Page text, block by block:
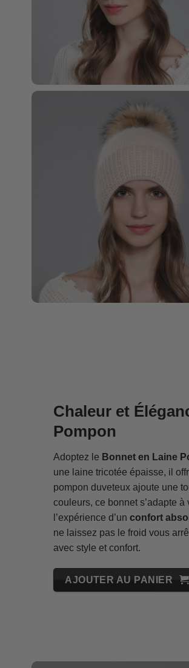
Chaleur et
Pompon
Adoptez le Bonnet en Laine
une laine tricotée épaisse, il
pompon duveteux ajoute une
couleurs, ce bonnet s’adapte
l’expérience d’un confort
ne laissez pas le froid vous
avec style et confort.
AJOUTER AU PANIER